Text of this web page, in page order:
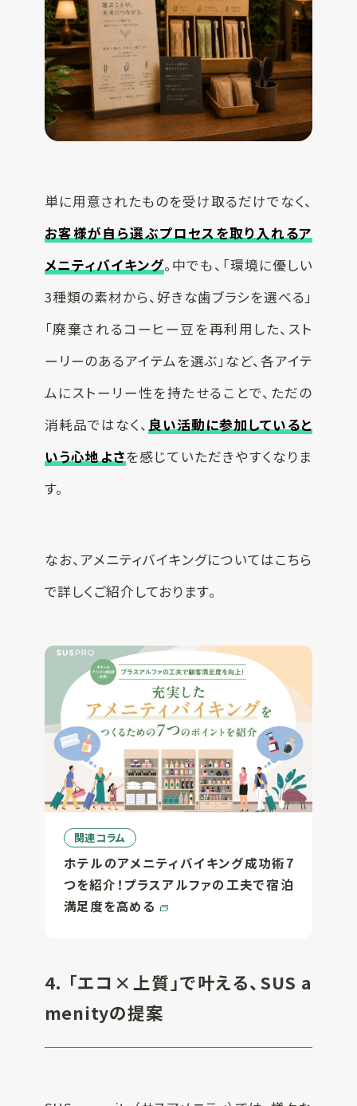
単に用意されたものを受け取るだけでなく、
お客様が自ら選ぶプロセスを取り入れるア
メニティバイキング。中でも、「環境に優しい
3種類の素材から、好きな歯ブラシを選べる」
「廃棄されるコーヒー豆を再利用した、スト
ーリーのあるアイテムを選ぶ」など、各アイテ
ムにストーリー性を持たせることで、ただの
消耗品ではなく、良い活動に参加していると
いう心地よさを感じていただきやすくなりま
す。
なお、アメニティバイキングについてはこちら
で詳しくご紹介しております。
関連コラム
ホテルのアメニティバイキング成功術7
つを紹介！プラスアルファの工夫で宿泊
満足度を高める
4. 「エコ×上質」で叶える、SUS a
menityの提案